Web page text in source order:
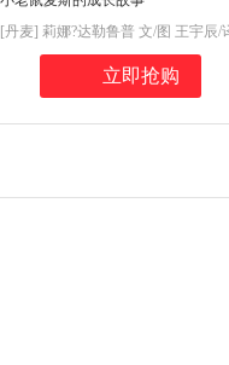
[丹麦] 莉娜?达勒鲁普 文/图 王宇辰/
立即抢购